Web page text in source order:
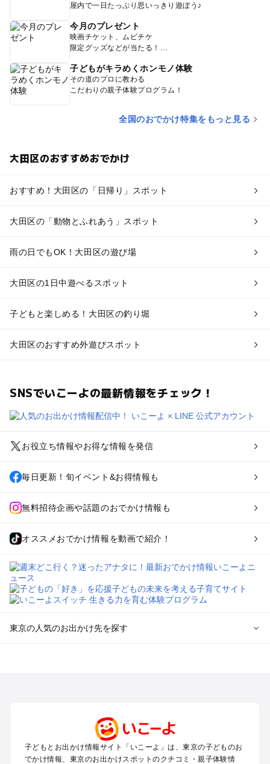
屋内で一日たっぷり思いっきり遊ぼう♪
今月のプレゼント
映画チケット、ムビチケ
限定グッズなどが当たる！
子どもがキラめくホンモノ体験
その道のプロに教わる
こだわりの親子体験プログラム！
全国のおでかけ特集をもっと見る
大田区のおすすめおでかけ
おすすめ！大田区の「日帰り」スポット
大田区の「動物とふれあう」スポット
雨の日でもOK！大田区の遊び場
大田区の1日中遊べるスポット
子どもと楽しめる！大田区の釣り堀
大田区のおすすめ外遊びスポット
SNSでいこーよの最新情報をチェック！
お役立ち情報やお得な情報を発信
毎日更新！旬イベント&お得情報も
無料招待企画や話題のおでかけ情報も
オススメおでかけ情報を動画で紹介！
東京の人気のお出かけ先を探す
町田・相模原・愛川・上野原のプールお出かけ
渋谷・原宿・恵比寿・中目黒・自由が丘のプールお出かけ
池袋・赤羽・王子・巣鴨・目白・石神井のプールお出かけ
子どもとお出かけ情報サイト「いこーよ」は、東京の子どものお
でかけ情報、東京のお出かけスポットのクチコミ・親子体験情